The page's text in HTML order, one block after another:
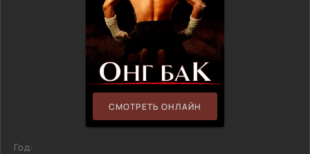
СМОТРЕТЬ ОНЛАЙН
Год: